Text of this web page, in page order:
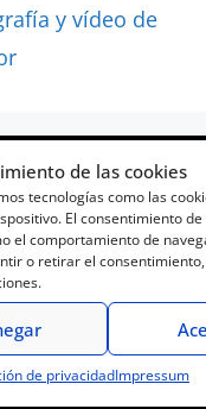
de las cookies
tecnologías como las
El consentimiento de
el comportamiento de
o retirar el
de privacidadImpressum
y vídeo de